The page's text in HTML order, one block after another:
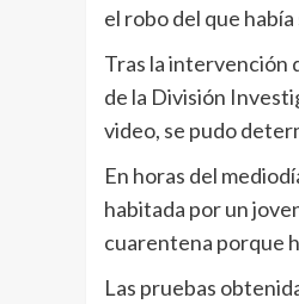
el robo del que
Tras la intervención
de la División
video, se pudo
En horas del
habitada por un
cuarentena porque
Las pruebas